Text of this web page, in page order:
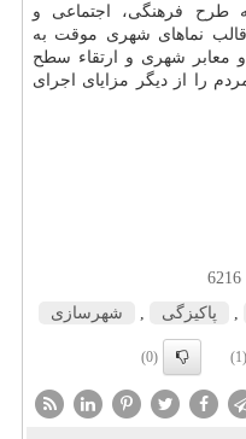
طرح فرهنگی، اجتماعی و
نماهای شهری موقت به
و معابر شهری و ارتقاء سطح
را از دیگر مزایای اجرای
6216
پاكیزگی شهرسازی
(1)
(0)